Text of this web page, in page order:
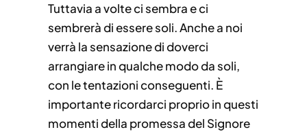
Tuttavia a volte ci sembra e ci
sembrerà di essere soli. Anche a noi
verrà la sensazione di doverci
arrangiare in qualche modo da soli,
con le tentazioni conseguenti. È
importante ricordarci proprio in questi
momenti della promessa del Signore